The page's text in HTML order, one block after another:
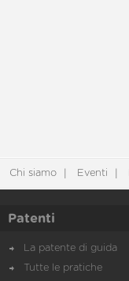
Chi siamo Eventi
Patenti
La patente di guida
Tutte le pratiche